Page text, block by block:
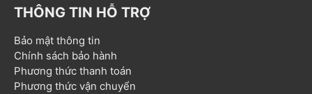
THÔNG TIN HỖ TRỢ
Bảo mật thông tin
Chính sách bảo hành
Phương thức thanh toán
Phương thức vận chuyển